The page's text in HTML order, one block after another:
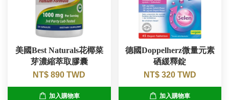
美國Best Naturals花椰菜
芽濃縮萃取膠囊
NT$ 890 TWD
加入購物車
德國Doppelherz微量元素
硒緩釋錠
NT$ 320 TWD
加入購物車